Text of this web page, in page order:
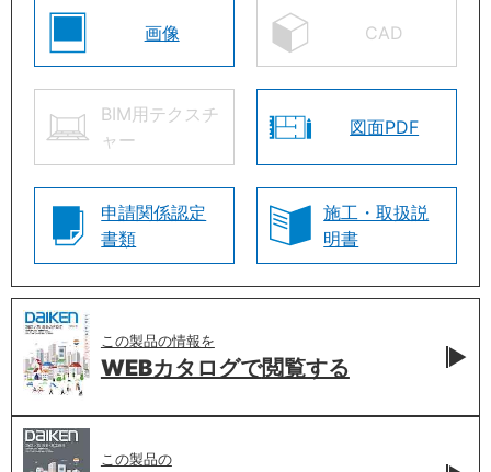
画像 CAD
BIM用テクスチ
ャー
図面PDF
申請関係認定
書類
施工・取扱説
明書
この製品の情報を
WEBカタログで閲覧する
この製品の